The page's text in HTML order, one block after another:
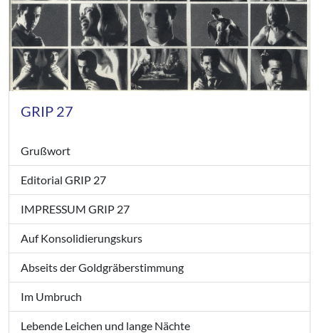
GRIP 27
Grußwort
Editorial GRIP 27
IMPRESSUM GRIP 27
Auf Konsolidierungskurs
Abseits der Goldgräberstimmung
Im Umbruch
Lebende Leichen und lange Nächte